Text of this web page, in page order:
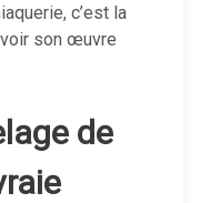
c’est la
son œuvre
de